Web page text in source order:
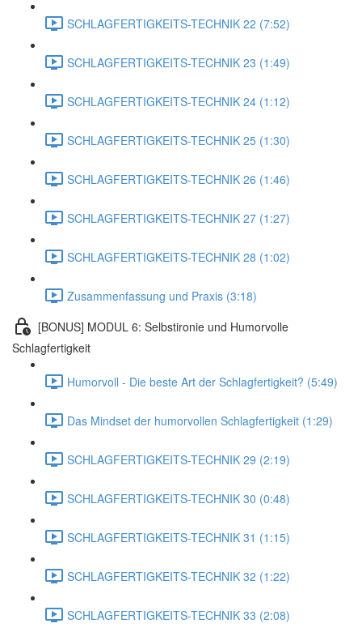
SCHLAGFERTIGKEITS-TECHNIK 22 (7:52)
SCHLAGFERTIGKEITS-TECHNIK 23 (1:49)
SCHLAGFERTIGKEITS-TECHNIK 24 (1:12)
SCHLAGFERTIGKEITS-TECHNIK 25 (1:30)
SCHLAGFERTIGKEITS-TECHNIK 26 (1:46)
SCHLAGFERTIGKEITS-TECHNIK 27 (1:27)
SCHLAGFERTIGKEITS-TECHNIK 28 (1:02)
Zusammenfassung und Praxis (3:18)
[BONUS] MODUL 6: Selbstironie und Humorvolle
Schlagfertigkeit
Humorvoll - Die beste Art der Schlagfertigkeit? (5:49)
Das Mindset der humorvollen Schlagfertigkeit (1:29)
SCHLAGFERTIGKEITS-TECHNIK 29 (2:19)
SCHLAGFERTIGKEITS-TECHNIK 30 (0:48)
SCHLAGFERTIGKEITS-TECHNIK 31 (1:15)
SCHLAGFERTIGKEITS-TECHNIK 32 (1:22)
SCHLAGFERTIGKEITS-TECHNIK 33 (2:08)